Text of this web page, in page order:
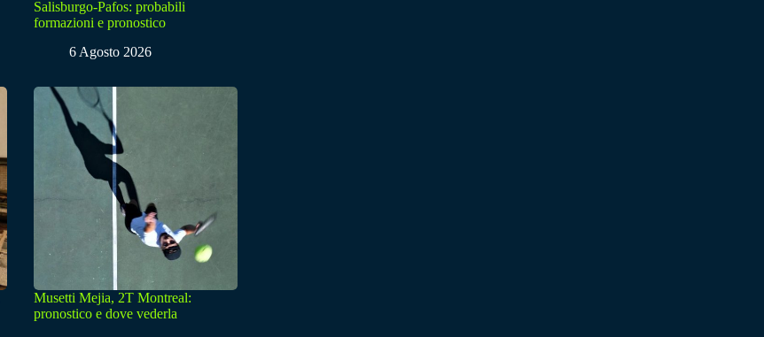
Salisburgo-Pafos: probabili
formazioni e pronostico
6 Agosto 2026
Musetti Mejia, 2T Montreal:
pronostico e dove vederla